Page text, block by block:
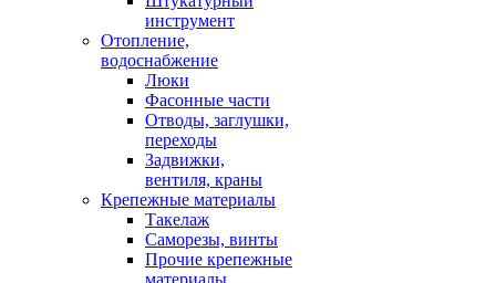
инструмент
Отопление,
водоснабжение
Люки
Фасонные части
Отводы, заглушки,
переходы
Задвижки,
вентиля, краны
Крепежные материалы
Такелаж
Саморезы, винты
Прочие крепежные
материалы